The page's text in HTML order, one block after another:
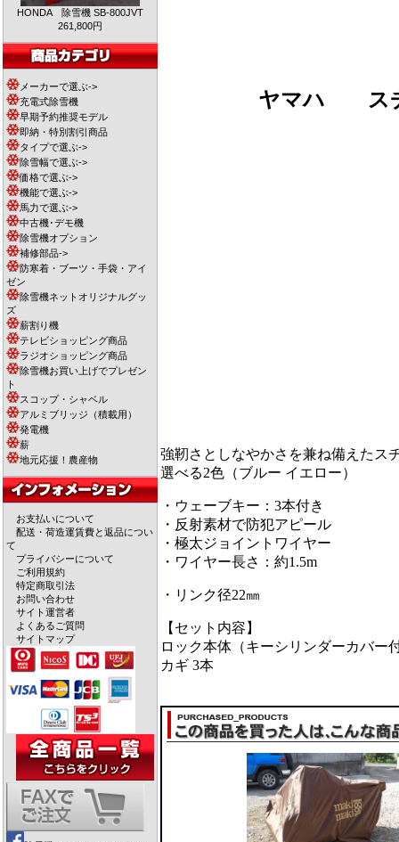
HONDA 除雪機 SB-800JVT
261,800円
メーカーで選ぶ->
充電式除雪機
早期予約推奨モデル
即納・特別割引商品
タイプで選ぶ->
除雪幅で選ぶ->
価格で選ぶ->
機能で選ぶ->
馬力で選ぶ->
中古機･デモ機
除雪機オプション
補修部品->
防寒着・ブーツ・手袋・アイ
ゼン
除雪機ネットオリジナルグッ
ズ
薪割り機
テレビショッピング商品
ラジオショッピング商品
除雪機お買い上げでプレゼン
ト
スコップ・シャベル
アルミブリッジ（積載用）
発電機
薪
地元応援！農産物
お支払いについて
配送・荷造運賃費と返品につい
て
プライバシーについて
ご利用規約
特定商取引法
お問い合わせ
サイト運営者
よくあるご質問
サイトマップ
ヤマハ ス
強靭さとしなやかさを兼ね備えたス
選べる2色（ブルー イエロー）
・ウェーブキー：3本付き
・反射素材で防犯アピール
・極太ジョイントワイヤー
・ワイヤー長さ：約1.5m
・リンク径22㎜
【セット内容】
ロック本体（キーシリンダーカバー
カギ 3本